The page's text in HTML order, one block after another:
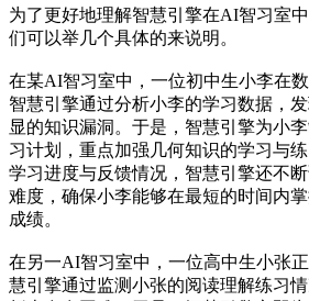
为了更好地理解智慧引擎在AI智习室
们可以举几个具体的来说明。
在某AI智习室中，一位初中生小李在数
智慧引擎通过分析小李的学习数据，
显的知识漏洞。于是，智慧引擎为小
习计划，重点加强几何知识的学习与
学习进度与反馈情况，智慧引擎还不
难度，确保小李能够在最短的时间内
成绩。
在另一AI智习室中，一位高中生小张
慧引擎通过监测小张的阅读理解练习